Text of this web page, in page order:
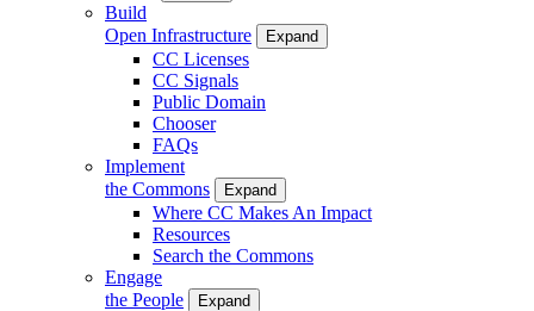
Build
Open Infrastructure
Expand
CC Licenses
CC Signals
Public Domain
Chooser
FAQs
Implement
the Commons
Expand
Where CC Makes An Impact
Resources
Search the Commons
Engage
the People
Expand